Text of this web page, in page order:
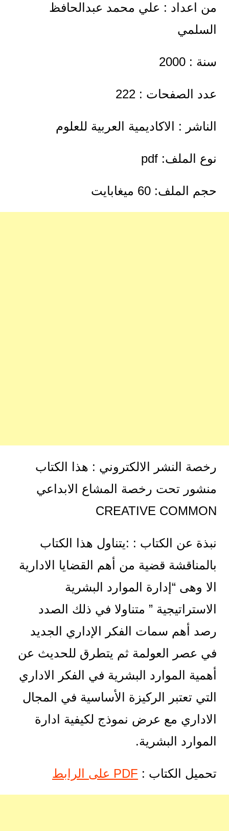
من اعداد : علي محمد عبدالحافظ
السلمي
سنة : 2000
عدد الصفحات : 222
الناشر : الاكاديمية العربية للعلوم
نوع الملف: pdf
حجم الملف: 60 ميغابايت
رخصة النشر الالكتروني : هذا الكتاب
منشور تحت رخصة المشاع الابداعي
CREATIVE COMMON
نبذة عن الكتاب : :يتناول هذا الكتاب
بالمناقشة قضية من أهم القضايا الادارية
الا وهى “إدارة الموارد البشرية
الاستراتيجية ” متناولا في ذلك الصدد
رصد أهم سمات الفكر الإداري الجديد
في عصر العولمة ثم يتطرق للحديث عن
أهمية الموارد البشرية في الفكر الاداري
التي تعتبر الركيزة الأساسية في المجال
الاداري مع عرض نموذج لكيفية ادارة
الموارد البشرية.
تحميل الكتاب : PDF على الرابط